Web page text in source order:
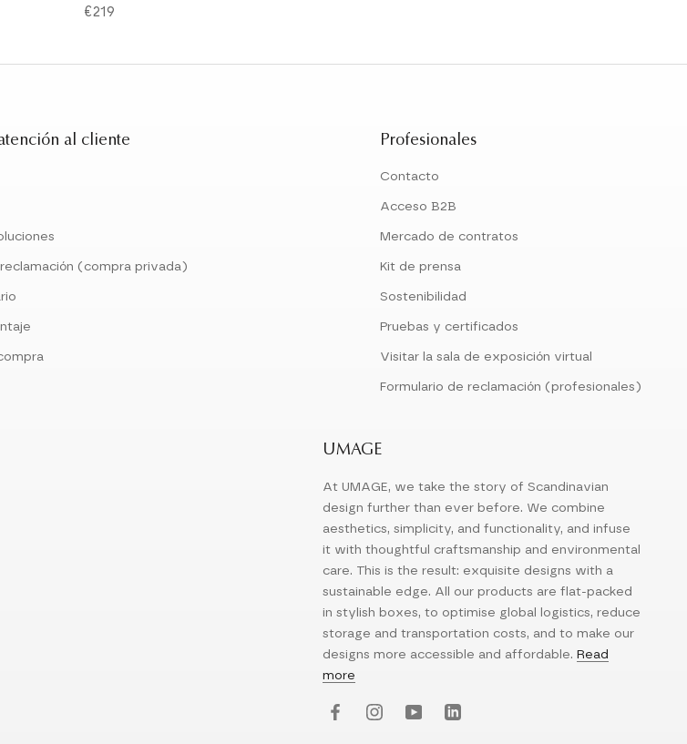
€219
al cliente
(compra privada)
Profesionales
Contacto
Acceso B2B
Mercado de contratos
Kit de prensa
Sostenibilidad
Pruebas y certificados
Visitar la sala de exposición virtual
Formulario de reclamación (profesionales)
UMAGE
At UMAGE, we take the story of Scandinavian
design further than ever before. We combine
aesthetics, simplicity, and functionality, and infuse
it with thoughtful craftsmanship and environmental
care. This is the result: exquisite designs with a
sustainable edge. All our products are flat-packed
in stylish boxes, to optimise global logistics, reduce
storage and transportation costs, and to make our
designs more accessible and affordable. Read
more